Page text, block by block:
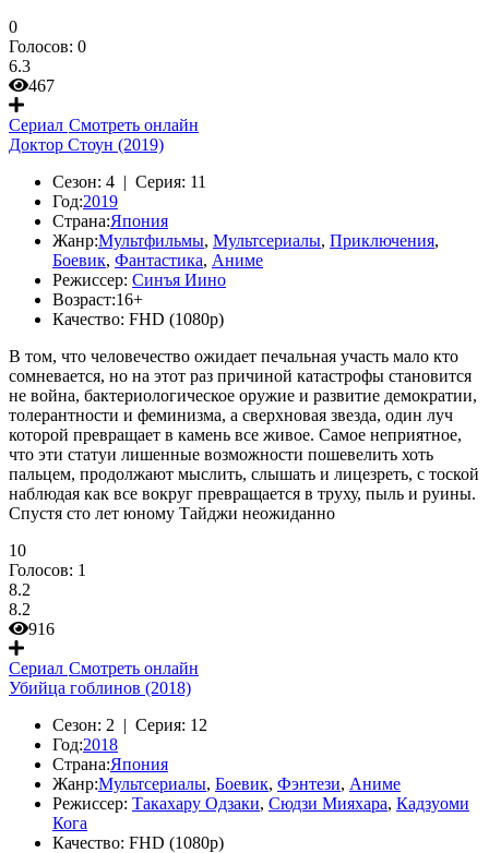
0
Голосов: 0
6.3
467
Сериал Смотреть онлайн
Доктор Стоун (2019)
Сезон: 4 | Серия: 11
Год:2019
Страна:Япония
Жанр:Мультфильмы, Мультсериалы, Приключения,
Боевик, Фантастика, Аниме
Режиссер: Синъя Иино
Возраст:16+
Качество: FHD (1080p)
В том, что человечество ожидает печальная участь мало кто
сомневается, но на этот раз причиной катастрофы становится
не война, бактериологическое оружие и развитие демократии,
толерантности и феминизма, а сверхновая звезда, один луч
которой превращает в камень все живое. Самое неприятное,
что эти статуи лишенные возможности пошевелить хоть
пальцем, продолжают мыслить, слышать и лицезреть, с тоской
наблюдая как все вокруг превращается в труху, пыль и руины.
Спустя сто лет юному Тайджи неожиданно
10
Голосов: 1
8.2
8.2
916
Сериал Смотреть онлайн
Убийца гоблинов (2018)
Сезон: 2 | Серия: 12
Год:2018
Страна:Япония
Жанр:Мультсериалы, Боевик, Фэнтези, Аниме
Режиссер: Такахару Одзаки, Сюдзи Мияхара, Кадзуоми
Кога
Качество: FHD (1080p)